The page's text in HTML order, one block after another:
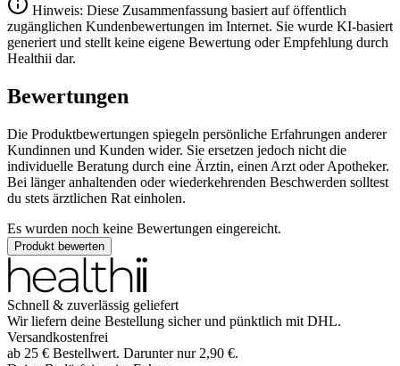
Hinweis: Diese Zusammenfassung basiert auf öffentlich
zugänglichen Kundenbewertungen im Internet. Sie wurde KI-basiert
generiert und stellt keine eigene Bewertung oder Empfehlung durch
Healthii dar.
Bewertungen
Die Produktbewertungen spiegeln persönliche Erfahrungen anderer
Kundinnen und Kunden wider. Sie ersetzen jedoch nicht die
individuelle Beratung durch eine Ärztin, einen Arzt oder Apotheker.
Bei länger anhaltenden oder wiederkehrenden Beschwerden solltest
du stets ärztlichen Rat einholen.
Es wurden noch keine Bewertungen eingereicht.
Produkt bewerten
Schnell & zuverlässig geliefert
Wir liefern deine Bestellung sicher und pünktlich mit DHL.
Versandkostenfrei
ab 25 € Bestellwert. Darunter nur 2,90 €.